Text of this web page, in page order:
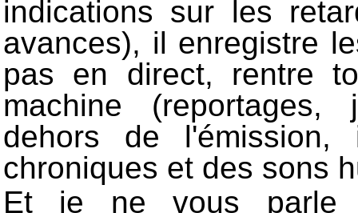
indications sur les
avances), il enregistre
pas en direct, rentre
machine
dehors de
chroniques et des sons
Et je ne vous parle